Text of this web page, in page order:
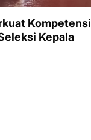
Kompetensi
Kepala